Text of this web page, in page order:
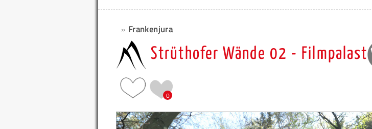
» Frankenjura
Strüthofer Wände 02 - Filmpalast
0